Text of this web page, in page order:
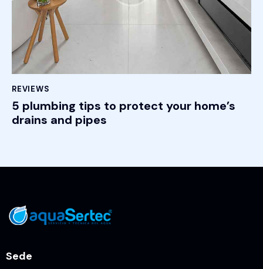
REVIEWS
5 plumbing tips to protect your home’s
drains and pipes
Sede